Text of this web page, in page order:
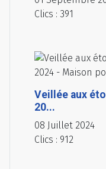
Clics : 391
Veillée aux
20...
08 Juillet 2024
Clics : 912